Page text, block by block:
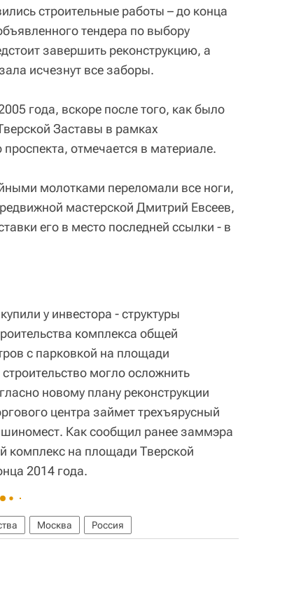
строительные работы – до конца
тендера по выбору
завершить реконструкцию, а
исчезнут все заборы.
года, вскоре после того, как было
Заставы в рамках
отмечается в материале.
молотками переломали все ноги,
мастерской Дмитрий Евсеев,
его в место последней ссылки - в
у инвестора - структуры
комплекса общей
с парковкой на площади
могло осложнить
новому плану реконструкции
центра займет трехъярусный
Как сообщил ранее заммэра
на площади Тверской
2014 года.
Москва Россия